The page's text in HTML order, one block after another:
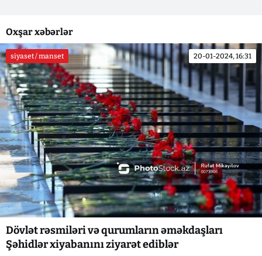
Oxşar xəbərlər
siyaset / manset 20-01-2024, 16:31
Dövlət rəsmiləri və qurumların əməkdaşları
Şəhidlər xiyabanını ziyarət ediblər